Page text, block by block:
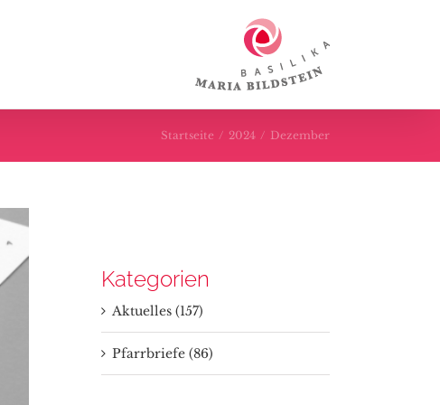
Startseite / 2024 / Dezember
Kategorien
Aktuelles (157)
Pfarrbriefe (86)